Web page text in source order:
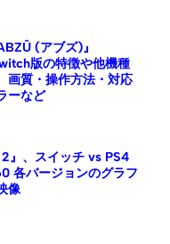
(アブズ)』
版の特徴や他機種
画質・操作方法・対応
ーなど
2』、スイッチ vs PS4
各バージョンのグラフ
像